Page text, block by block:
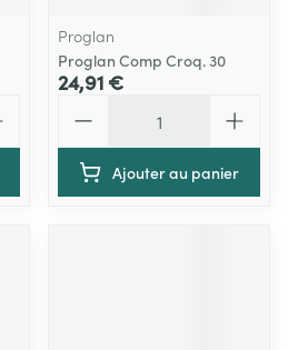
Proglan
Proglan Comp Croq. 30
24,91 €
Ajouter au panier